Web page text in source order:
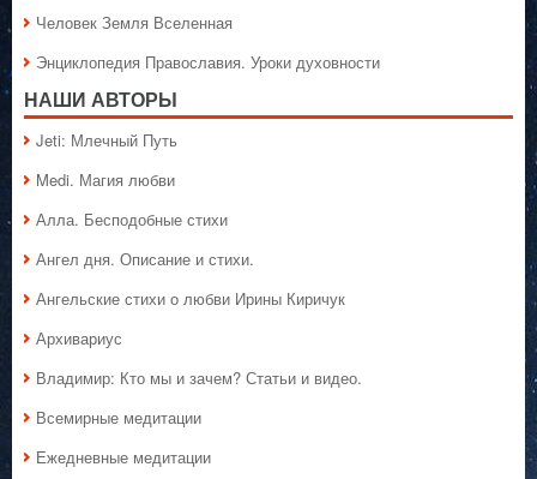
Человек Земля Вселенная
Энциклопедия Православия. Уроки духовности
НАШИ АВТОРЫ
Jeti: Млечный Путь
Medi. Магия любви
Алла. Бесподобные стихи
Ангел дня. Описание и стихи.
Ангельские стихи о любви Ирины Киричук
Архивариус
Владимир: Кто мы и зачем? Статьи и видео.
Всемирные медитации
Ежедневные медитации